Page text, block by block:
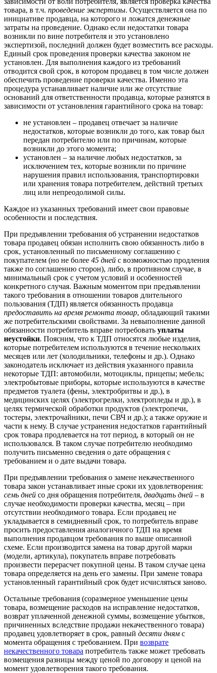
товара, в т.ч. проведение экспертизы. Осуществляется она по
инициативе продавца, на которого и ложатся денежные
затраты на проведение. Однако если недостатки товара
возникли по вине потребителя и это установлено
экспертизой, последний должен будет возместить все расходы.
Единый срок проведения проверки качества законом не
установлен. Для выполнения каждого из требований
отводится свой срок, в котором продавец в том числе должен
обеспечить проведение проверки качества. Именно эта
процедура устанавливает наличие или же отсутствие
оснований для ответственности продавца, которые разнятся в
зависимости от установления гарантийного срока на товар:
не установлен – продавец отвечает за наличие
недостатков, которые возникли до того, как товар был
передан потребителю или по причинам, которые
возникли до этого момента;
установлен – за наличие любых недостатков, за
исключением тех, которые возникли по причине
нарушения правил использования, транспортировки
или хранения товара потребителем, действий третьих
лиц или непреодолимой силы.
Каждое из указанных требований имеет свои правовые
особенности и последствия.
При предъявлении требования об устранении недостатков
товара продавец обязан исполнить свою обязанность либо в
срок, установленный по письменному соглашению с
покупателем (но не более 45 дней с возможностью продления
также по соглашению сторон), либо, в противном случае, в
минимальный срок с учетом условий и особенностей
конкретного случая. Важным моментом при предъявлении
такого требования в отношении товаров длительного
пользования (ТДП) является обязанность продавца
предоставить на время ремонта товар, обладающий такими
же потребительскими свойствами. За невыполнение данной
обязанности потребитель вправе потребовать уплаты
неустойки. Поясним, что к ТДП относятся любые изделия,
которые потребителем используются в течение нескольких
месяцев или лет (холодильники, телефоны и др.). Однако
законодатель исключает из действия указанного правила
некоторые ТДП: автомобили, мотоциклы, прицепы; мебель;
электробытовые приборы, которые используются в качестве
предметов туалета (фены, электробритвы и др.), в
медицинских целях (электрогрелки, электропледы и др.), в
целях термической обработки продуктов (электропечи,
тостеры, электрочайники, печи СВЧ и др.); а также оружие и
части к нему. В случае устранения недостатков гарантийный
срок товара продлевается на тот период, в который он не
использовался. В таком случае потребителю необходимо
получить письменно сведения о дате обращения с
требованием и о дате выдачи товара.
При предъявлении требования о замене некачественного
товара закон устанавливает иные сроки их удовлетворения:
семь дней со дня обращения потребителя, двадцать дней – в
случае необходимости проверки качества, месяц – при
отсутствии необходимого товара. Если продавец не
укладывается в семидневный срок, то потребитель вправе
просить предоставления аналогичного ТДП на время
выполнения продавцом требования по выше описанной
схеме. Если производится замена на товар другой марки
(модели, артикула), покупатель вправе потребовать
произвести перерасчет покупной цены. В таком случае цена
товара определяется на день его замены. При замене товара
установленный гарантийный срок будет исчисляться заново.
Остальные требования (соразмерное уменьшение цены
товара, возмещение расходов на исправление недостатков,
возврат уплаченной денежной суммы, возмещение убытков,
причиненных вследствие продажи некачественного товара)
продавец удовлетворяет в срок, равный десяти дням с
момента обращения с требованием. При возврате
некачественного товара потребитель также может требовать
возмещения разницы между ценой по договору и ценой на
момент удовлетворения такого требования.